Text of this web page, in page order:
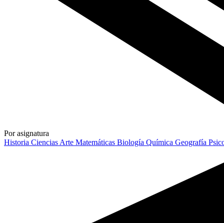
Por asignatura
Historia Ciencias Arte Matemáticas Biología Química Geografía